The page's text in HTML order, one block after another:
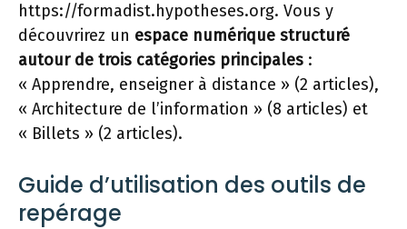
https://formadist.hypotheses.org. Vous y
découvrirez un espace numérique structuré
autour de trois catégories principales :
« Apprendre, enseigner à distance » (2 articles),
« Architecture de l’information » (8 articles) et
« Billets » (2 articles).
Guide d’utilisation des outils de
repérage